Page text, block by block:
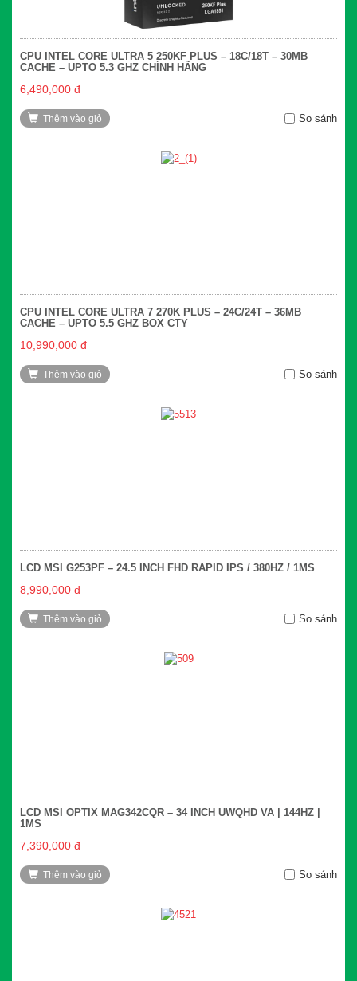
CPU INTEL CORE ULTRA 5 250KF PLUS – 18C/18T – 30MB
CACHE – UPTO 5.3 GHZ CHÍNH HÃNG
6,490,000 đ
Thêm vào giỏ So sánh
CPU INTEL CORE ULTRA 7 270K PLUS – 24C/24T – 36MB
CACHE – UPTO 5.5 GHZ BOX CTY
10,990,000 đ
Thêm vào giỏ So sánh
LCD MSI G253PF – 24.5 INCH FHD RAPID IPS / 380HZ / 1MS
8,990,000 đ
Thêm vào giỏ So sánh
LCD MSI OPTIX MAG342CQR – 34 INCH UWQHD VA | 144HZ |
1MS
7,390,000 đ
Thêm vào giỏ So sánh